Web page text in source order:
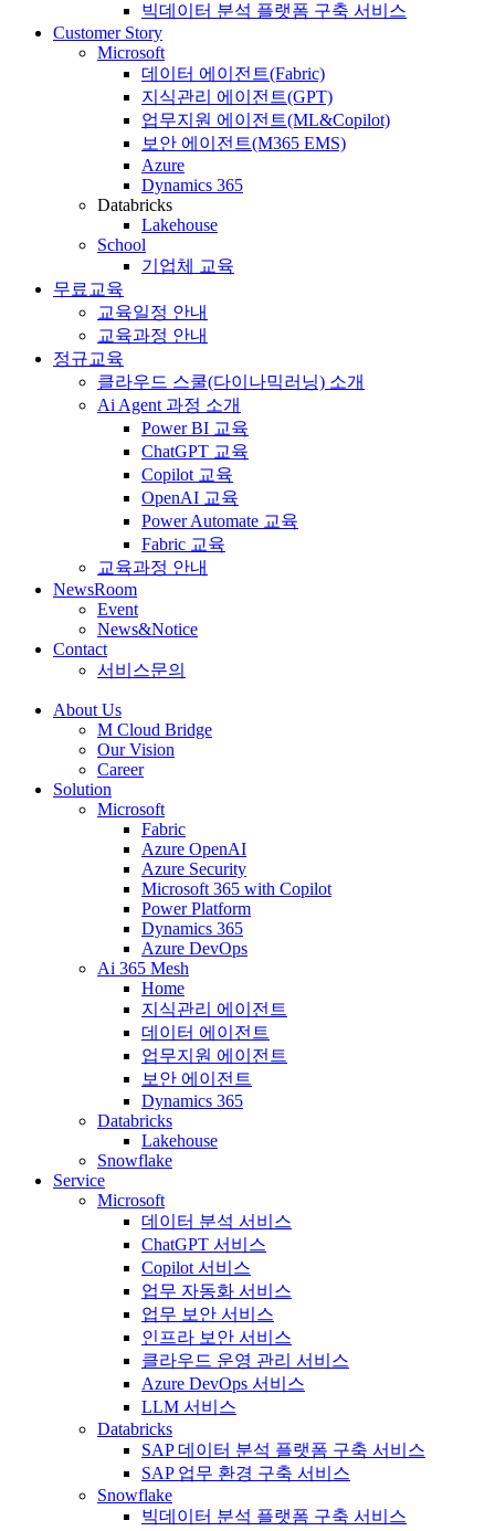
빅데이터 분석 플랫폼 구축 서비스
Customer Story
Microsoft
데이터 에이전트(Fabric)
지식관리 에이전트(GPT)
업무지원 에이전트(ML&Copilot)
보안 에이전트(M365 EMS)
Azure
Dynamics 365
Databricks
Lakehouse
School
기업체 교육
무료교육
교육일정 안내
교육과정 안내
정규교육
클라우드 스쿨(다이나믹러닝) 소개
Ai Agent 과정 소개
Power BI 교육
ChatGPT 교육
Copilot 교육
OpenAI 교육
Power Automate 교육
Fabric 교육
교육과정 안내
NewsRoom
Event
News&Notice
Contact
서비스문의
About Us
M Cloud Bridge
Our Vision
Career
Solution
Microsoft
Fabric
Azure OpenAI
Azure Security
Microsoft 365 with Copilot
Power Platform
Dynamics 365
Azure DevOps
Ai 365 Mesh
Home
지식관리 에이전트
데이터 에이전트
업무지원 에이전트
보안 에이전트
Dynamics 365
Databricks
Lakehouse
Snowflake
Service
Microsoft
데이터 분석 서비스
ChatGPT 서비스
Copilot 서비스
업무 자동화 서비스
업무 보안 서비스
인프라 보안 서비스
클라우드 운영 관리 서비스
Azure DevOps 서비스
LLM 서비스
Databricks
SAP 데이터 분석 플랫폼 구축 서비스
SAP 업무 환경 구축 서비스
Snowflake
빅데이터 분석 플랫폼 구축 서비스